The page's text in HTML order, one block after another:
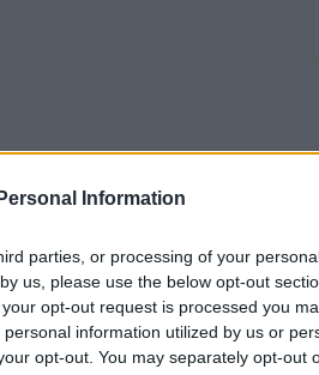
Information
parties, or processing of your
us, please use the below opt-out
opt-out request is processed you
information utilized by us or
opt-out. You may separately opt-out